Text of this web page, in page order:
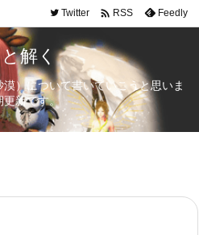
Twitter  RSS Feedly
解く
）について書いていこうと思いま
新です。